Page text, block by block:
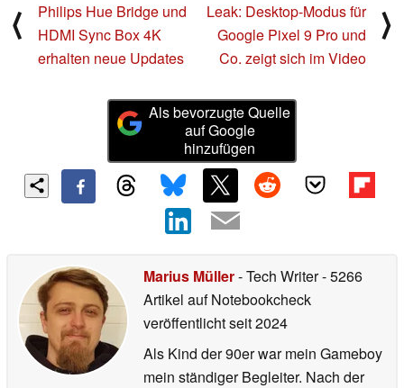
⟨
Philips Hue Bridge und
HDMI Sync Box 4K
erhalten neue Updates
Leak: Desktop-Modus für
Google Pixel 9 Pro und
Co. zeigt sich im Video
⟩
Als bevorzugte Quelle
auf Google
hinzufügen
Marius Müller- Tech Writer- 5266
Artikel auf Notebookcheck
veröffentlichtseit 2024
Als Kind der 90er war mein Gameboy
mein ständiger Begleiter. Nach der